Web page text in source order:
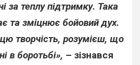
за теплу підтримку. Така
та зміцнює бойовий дух.
творчість, розумієш, що
в боротьбі», – зізнався